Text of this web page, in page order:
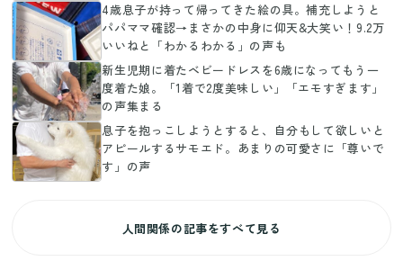
4歳息子が持って帰ってきた絵の具。補充しようと
パパママ確認→まさかの中身に仰天&大笑い！9.2万
いいねと「わかるわかる」の声も
新生児期に着たベビードレスを6歳になってもう一
度着た娘。「1着で2度美味しい」「エモすぎます」
の声集まる
息子を抱っこしようとすると、自分もして欲しいと
アピールするサモエド。あまりの可愛さに「尊いで
す」の声
人間関係の記事をすべて見る